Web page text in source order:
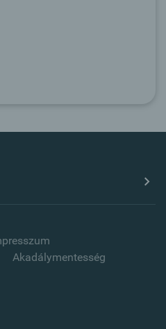
Akadálymentesség